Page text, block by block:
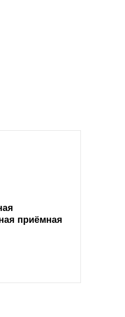
приёмная